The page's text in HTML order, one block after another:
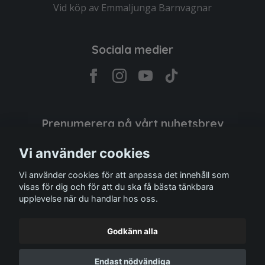
Vid köp av Emmaljunga Barnvagnar
Sociala medier
Prenumerera på vårt nyhetsbrev
Vi använder cookies
Vi använder cookies för att anpassa det innehåll som
visas för dig och för att du ska få bästa tänkbara
upplevelse när du handlar hos oss.
Godkänn alla
Endast nödvändiga